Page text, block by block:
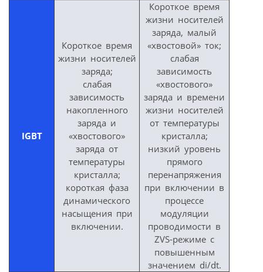
IGBT
Короткое время
жизни носителей
заряда;
слабая
зависимость
накопленного
заряда и
«хвостового»
заряда от
температуры
кристалла;
короткая фаза
динамического
насыщения при
включении.
Короткое время
жизни носителей
заряда, малый
«хвостовой» ток;
слабая
зависимость
«хвостового»
заряда и времени
жизни носителей
от температуры
кристалла;
низкий уровень
прямого
перенапряжения
при включении в
процессе
модуляции
проводимости в
ZVS-режиме с
повышенным
значением di/dt.